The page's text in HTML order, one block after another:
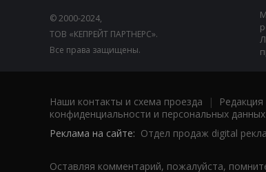
© 2000-2024,
ТОВ «КЕПРЕЙТ ПАРТНЕРС».
Все права защищены.
Наши контакты и схема проезда | Редакция
конфиденциальности и персональных данных
Реклама на сайте: Отдел продаж digital
Оставляя комментарий, пожалуйста,